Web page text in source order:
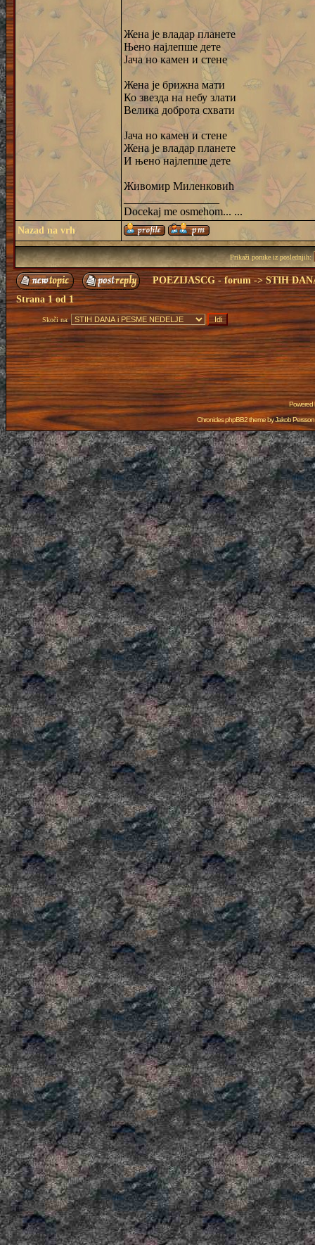
Жена је владар планете
Њено најлепше дете
Jача но камен и стене
Жена је брижна мати
Ко звезда на небу злати
Велика доброта схвати
Jача но камен и стене
Жена је владар планете
И њено најлепше дете
Живомир Миленковић
_________________
Docekaj me osmehom... ...
Nazad na vrh
Prikaži poruke iz poslednjih:
POEZIJASCG - forum->STIH
Strana 1od1
Skoči na:
Powered
Chronicles phpBB2 theme byJakob Persson